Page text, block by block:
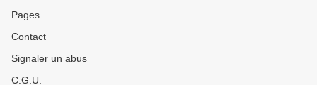
Pages
Contact
Signaler un abus
C.G.U.